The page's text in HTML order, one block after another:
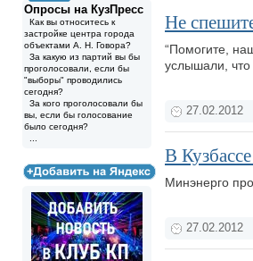
Опросы на КузПресс
Как вы относитесь к
застройке центра города
объектами А. Н. Говора?
За какую из партий вы бы
проголосовали, если бы
"выборы" проводились
сегодня?
За кого проголосовали бы
вы, если бы голосование
было сегодня?
Не
“Помогите,
услышали, что
27.02.2012
В
Минэнерго
27.02.2012